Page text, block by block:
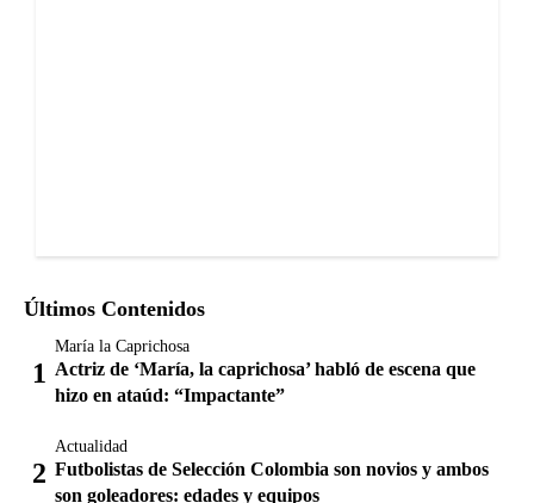
Últimos Contenidos
María la Caprichosa
Actriz de ‘María, la caprichosa’ habló de escena que
hizo en ataúd: “Impactante”
Actualidad
Futbolistas de Selección Colombia son novios y ambos
son goleadores: edades y equipos